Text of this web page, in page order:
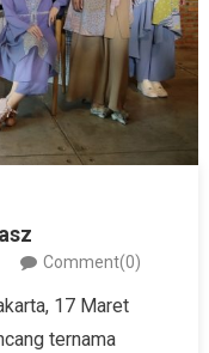
Comment(0)
17 Maret
ternama